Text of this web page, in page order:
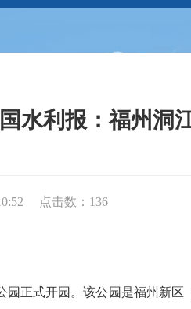
水利报：福州洞
点击数： 136
式开园。该公园是福州新区